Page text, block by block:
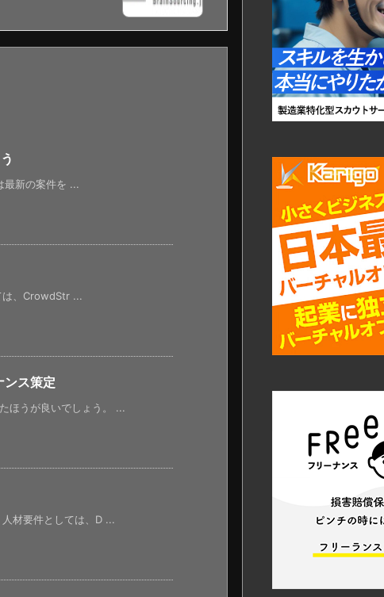
最新の案件を ...
は、CrowdStr ...
ンス策定
ほうが良いでしょう。 ...
材要件としては、D ...